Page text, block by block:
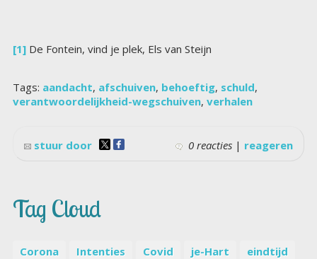
[1]De Fontein, vind je plek, Els van Steijn
Tags: aandacht, afschuiven, behoeftig, schuld,
verantwoordelijkheid-wegschuiven, verhalen
0 reacties | reageren
stuur door
Tag Cloud
Corona Intenties Covid je-Hart
eindtijd